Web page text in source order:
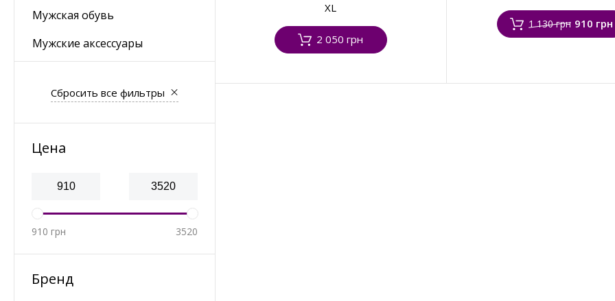
Мужская обувь
Мужские аксессуары
Сбросить все фильтры
Цена
910 грн 3520
Бренд
XL
2 050 грн
1 130 грн 910 грн